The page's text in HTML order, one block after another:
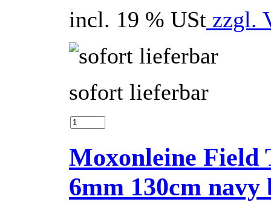
incl. 19 % USt zzgl.
sofort lieferbar
Moxonleine Field
6mm 130cm navy